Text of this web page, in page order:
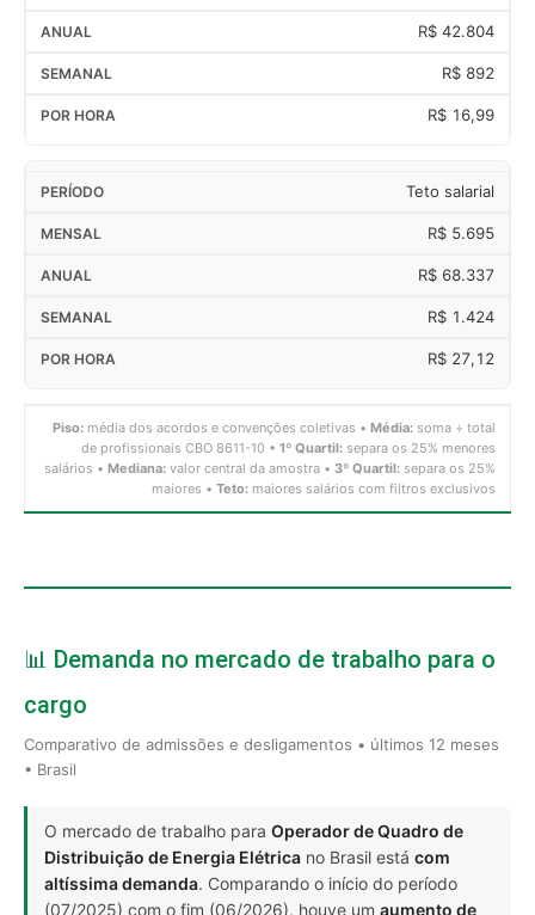
R$ 42.804
R$ 892
R$ 16,99
Teto salarial
R$ 5.695
R$ 68.337
R$ 1.424
R$ 27,12
Piso: média dos acordos e convenções coletivas • Média: soma ÷ total
de profissionais CBO 8611-10 • 1º Quartil: separa os 25% menores
salários • Mediana: valor central da amostra • 3º Quartil: separa os 25%
maiores • Teto: maiores salários com filtros exclusivos
📊 Demanda no mercado de trabalho para o
cargo
Comparativo de admissões e desligamentos • últimos 12 meses
• Brasil
O mercado de trabalho para Operador de Quadro de
Distribuição de Energia Elétrica no Brasil está com
altíssima demanda. Comparando o início do período
(07/2025) com o fim (06/2026), houve um aumento de